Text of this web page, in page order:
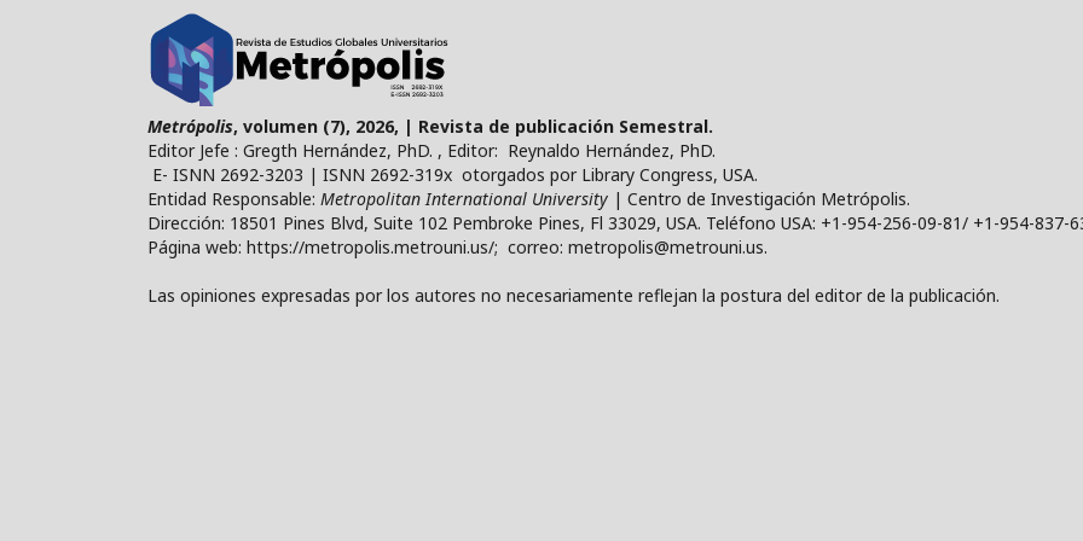
Metrópolis, volumen (7), 2026, | Revista de publicación Semestral.
Editor Jefe : Gregth Hernández, PhD. , Editor: Reynaldo Hernández, PhD.
E- ISNN 2692-3203 | ISNN 2692-319x otorgados por Library Congress, USA.
Entidad Responsable: Metropolitan International University | Centro de Investigación Metrópolis.
Dirección: 18501 Pines Blvd, Suite 102 Pembroke Pines, Fl 33029, USA. Teléfono USA: +1-954-256-09-81/ +1-954-837-
Página web: https://metropolis.metrouni.us/; correo: metropolis@metrouni.us.
Las opiniones expresadas por los autores no necesariamente reflejan la postura del editor de la publicación.